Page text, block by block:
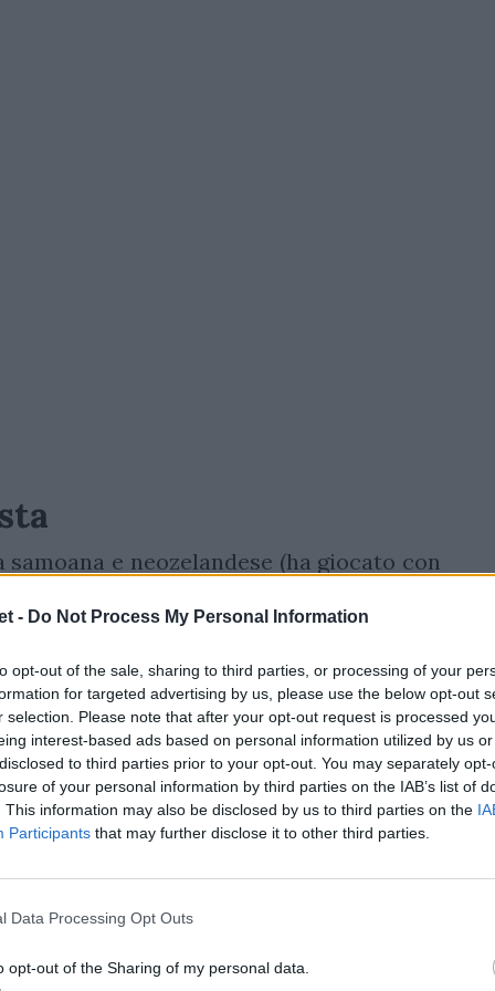
- Do Not Process My Personal Information
opt-out of the sale, sharing to third parties, or processing of your
for targeted advertising by us, please use the below opt-out
selection. Please note that after your opt-out request is processed
interest-based ads based on personal information utilized by us
to third parties prior to your opt-out. You may separately
of your personal information by third parties on the IAB’s list of
This information may also be disclosed by us to third parties on the
Participants that may further disclose it to other third parties.
Data Processing Opt Outs
opt-out of the Sharing of my personal data.
samoana e neozelandese (ha giocato con
gennaio, nel derby fraBristol Bear e Bath
spalti, per la 12ª giornata del torneo.
il match su Mola Tv. La tecnologia si
le emozioni per gli spettatori
diLautua, si sentiranno protagonisti in
il match. Qualcuno potrà lamentarsi per
nel gioco, ma questa è la frontiera